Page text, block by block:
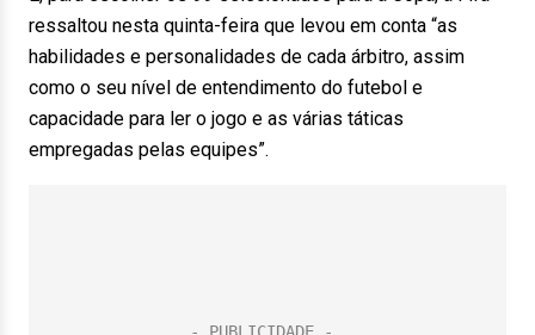
ressaltou nesta quinta-feira que levou em conta “as
habilidades e personalidades de cada árbitro, assim
como o seu nível de entendimento do futebol e
capacidade para ler o jogo e as várias táticas
empregadas pelas equipes”.